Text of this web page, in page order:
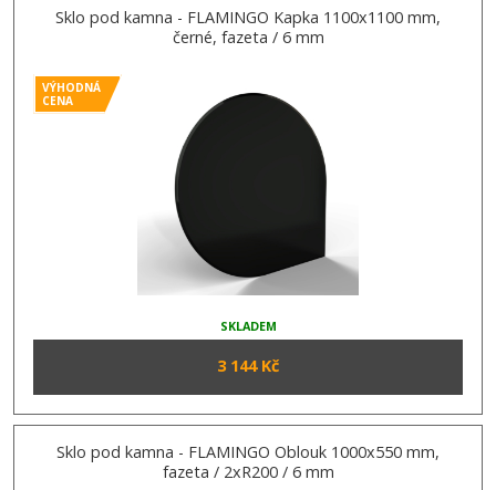
Sklo pod kamna - FLAMINGO Kapka 1100x1100 mm,
černé, fazeta / 6 mm
VÝHODNÁ
CENA
SKLADEM
3 144 Kč
Sklo pod kamna - FLAMINGO Oblouk 1000x550 mm,
fazeta / 2xR200 / 6 mm